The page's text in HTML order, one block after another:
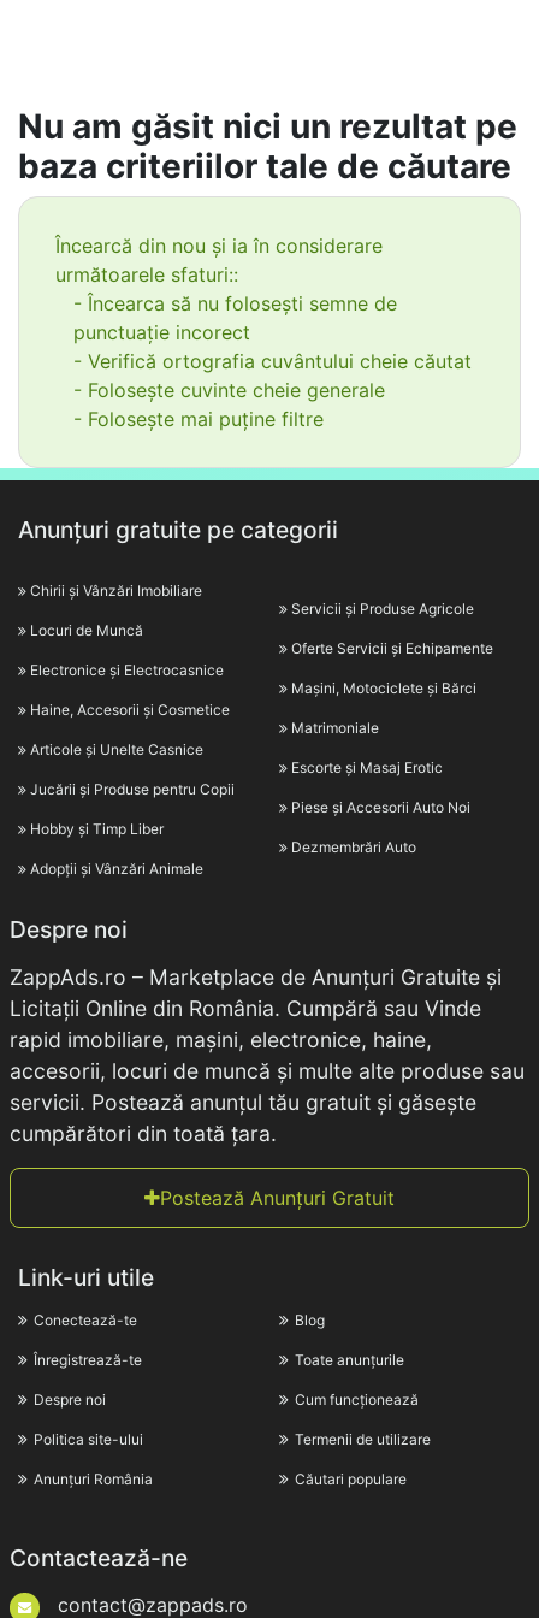
Nu am găsit nici un rezultat pe
baza criteriilor tale de căutare
Încearcă din nou și ia în considerare
următoarele sfaturi::
- Încearca să nu folosești semne de
punctuație incorect
- Verifică ortografia cuvântului cheie căutat
- Folosește cuvinte cheie generale
- Folosește mai puține filtre
Anunțuri gratuite pe categorii
Chirii și Vânzări Imobiliare
Locuri de Muncă
Electronice și Electrocasnice
Haine, Accesorii și Cosmetice
Articole și Unelte Casnice
Jucării și Produse pentru Copii
Hobby și Timp Liber
Adopții și Vânzări Animale
Servicii și Produse Agricole
Oferte Servicii și Echipamente
Mașini, Motociclete și Bărci
Matrimoniale
Escorte și Masaj Erotic
Piese și Accesorii Auto Noi
Dezmembrări Auto
Despre noi
ZappAds.ro – Marketplace de Anunțuri Gratuite și
Licitații Online din România. Cumpără sau Vinde
rapid imobiliare, mașini, electronice, haine,
accesorii, locuri de muncă și multe alte produse sau
servicii. Postează anunțul tău gratuit și găsește
cumpărători din toată țara.
Postează Anunțuri Gratuit
Link-uri utile
Conectează-te
Înregistrează-te
Despre noi
Politica site-ului
Anunțuri România
Blog
Toate anunțurile
Cum funcționează
Termenii de utilizare
Căutari populare
Contactează-ne
contact@zappads.ro